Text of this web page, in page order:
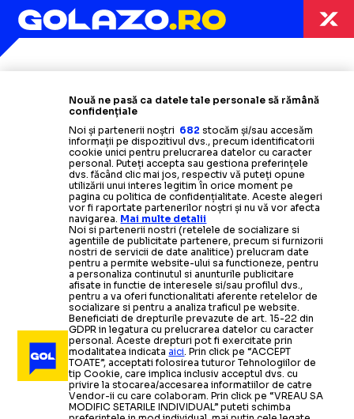
Foto2/19 :Aberdeen - FCSB, play-off Europa League. Foto
Politica de confidențialitate
ContactNouă ne pasă ca datele tale personale să rămână
confidențiale
Noi și partenerii noștri 682 stocăm și/sau accesăm
informații pe dispozitivul dvs., precum identificatorii
cookie unici pentru prelucrarea datelor cu caracter
personal. Puteți accepta sau gestiona preferințele
dvs. făcând clic mai jos, respectiv vă puteți opune
utilizării unui interes legitim în orice moment pe
pagina cu politica de confidențialitate. Aceste alegeri
vor fi raportate partenerilor noștri și nu vă vor afecta
navigarea. Mai multe detalii
Noi si partenerii nostri (retelele de socializare si
agentiile de publicitate partenere, precum si furnizorii
nostri de servicii de date analitice) prelucram date
pentru a permite website-ului sa functioneze, pentru
a personaliza continutul si anunturile publicitare
afisate in functie de interesele si/sau profilul dvs.,
pentru a va oferi functionalitati aferente retelelor de
socializare si pentru a analiza traficul pe website.
Beneficiati de drepturile prevazute de art. 15-22 din
GDPR in legatura cu prelucrarea datelor cu caracter
personal. Aceste drepturi pot fi exercitate prin
modalitatea indicataaici . Prin click pe “ACCEPT
TOATE”, acceptati folosirea tuturor Tehnologiilor de
tip Cookie, care implica inclusiv acceptul dvs. cu
privire la stocarea/accesarea informatiilor de catre
Vendor-ii cu care colaboram. Prin click pe “VREAU SA
MODIFIC SETARILE INDIVIDUAL” puteti schimba